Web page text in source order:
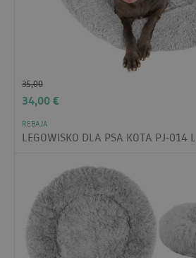
35,00
34,00€
REBAJA
LEGOWISKO DLA PSA KOTA PJ-014